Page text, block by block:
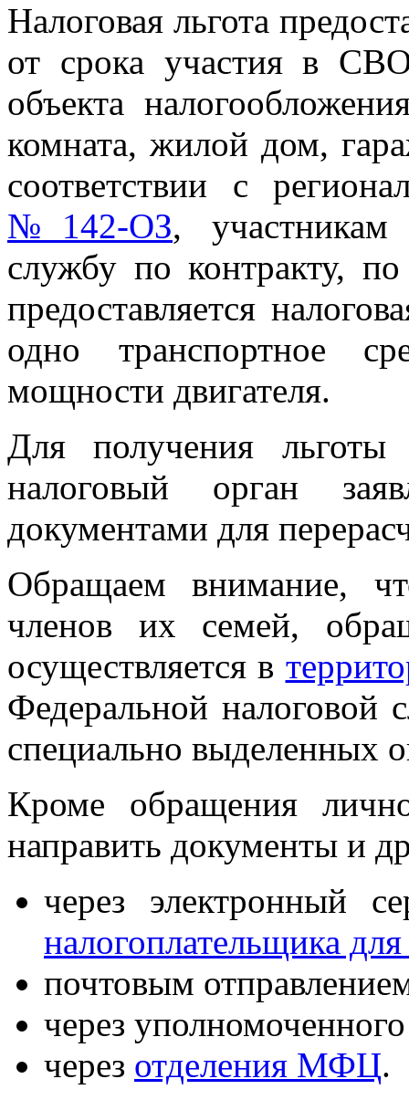
Налоговая льгота
от срока участия в
объекта
комната, жилой дом,
соответствии с
№142-ОЗ,
службу по контракту,
предоставляется
одно транспортное
мощности двигателя.
Для получения льготы
налоговый орган
документами для
Обращаем внимание,
членов их семей,
осуществляется в
Федеральной налоговой
специально выделенных
Кроме обращения
направить документы и
через электронный
налогоплательщика
почтовым
через
через отделения МФЦ.